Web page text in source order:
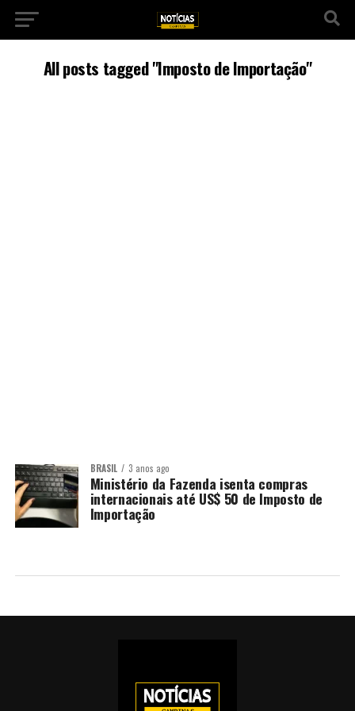
All posts tagged "Imposto de Importação"
BRASIL 3 anos ago
Ministério da Fazenda isenta compras
internacionais até US$ 50 de Imposto de
Importação